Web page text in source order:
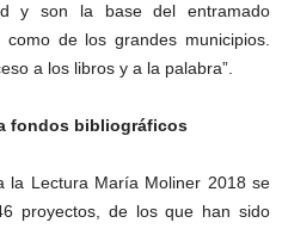
y son la base del entramado
de los grandes municipios.
a los libros y a la palabra”.
fondos bibliográficos
la Lectura María Moliner 2018 se
proyectos, de los que han sido